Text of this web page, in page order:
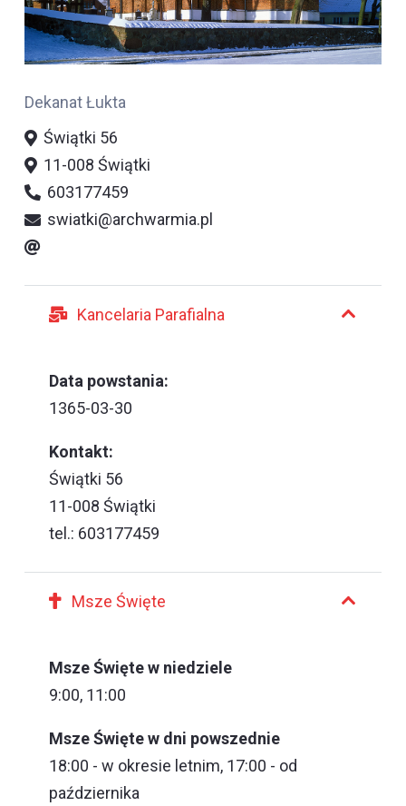
Dekanat Łukta
Świątki 56
11-008 Świątki
603177459
swiatki@archwarmia.pl
Kancelaria Parafialna
Data powstania:
1365-03-30
Kontakt:
Świątki 56
11-008 Świątki
tel.: 603177459
Msze Święte
Msze Święte w niedziele
9:00, 11:00
Msze Święte w dni powszednie
18:00 - w okresie letnim, 17:00 - od
października